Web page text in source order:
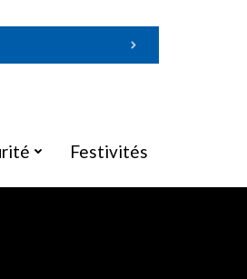
Festivités